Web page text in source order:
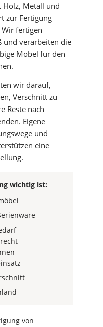
Holz, Metall und
zur Fertigung
fertigen
und verarbeiten die
Möbel für den
wir darauf,
Verschnitt zu
Reste nach
Eigene
und
eine
wichtig ist: